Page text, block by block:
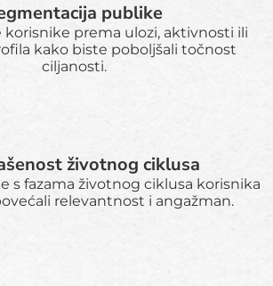
publike
prema ulozi, aktivnosti ili
kako biste poboljšali točnost
ciljanosti.
životnog ciklusa
s fazama životnog ciklusa korisnika
relevantnost i angažman.